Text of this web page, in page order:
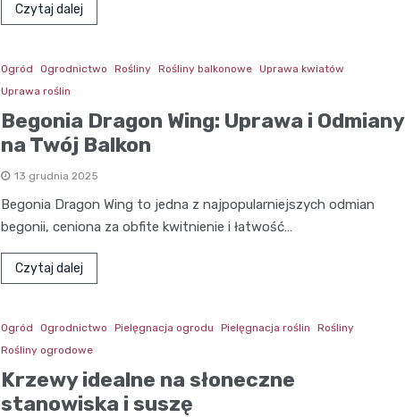
Czytaj dalej
Ogród Ogrodnictwo Rośliny Rośliny balkonowe
Uprawa kwiatów
Uprawa roślin
Begonia Dragon Wing: Uprawa i Odmiany
na Twój Balkon
13 grudnia 2025
Begonia Dragon Wing to jedna z najpopularniejszych odmian
begonii, ceniona za obfite kwitnienie i łatwość…
Czytaj dalej
Ogród Ogrodnictwo Pielęgnacja ogrodu Pielęgnacja roślin
Rośliny
Rośliny ogrodowe
Krzewy idealne na słoneczne
stanowiska i suszę